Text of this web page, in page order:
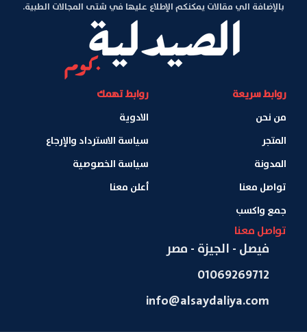
بالإضافة الي مقالات يمكنكم الإطلاع عليها في شتى المجالات الطبية.
روابط سريعة
من نحن
المتجر
المدونة
تواصل معنا
جمع واكسب
روابط تهمك
الادوية
سياسة الاسترداد والإرجاع
سياسة الخصوصية
أعلن معنا
تواصل معنا
فيصل - الجيزة - مصر
01069269712
info@alsaydaliya.com